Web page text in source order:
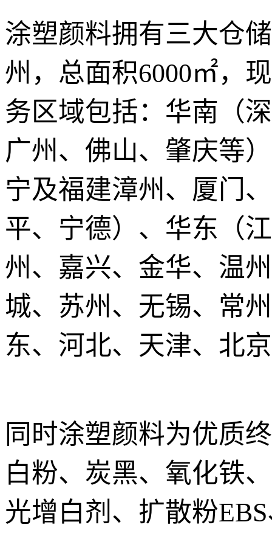
涂塑颜料拥有三大仓
州，总面积6000㎡，
务区域包括：华南（
广州、佛山、肇庆等
宁及福建漳州、厦门
平、宁德）、华东（
州、嘉兴、金华、温
城、苏州、无锡、常
东、河北、天津、北
同时涂塑颜料为优质
白粉、炭黑、氧化铁
光增白剂、扩散粉